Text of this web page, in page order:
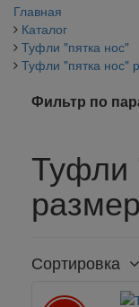
Главная
Каталог
Туфли "пятка нос"
Туфли "пятка нос"
Фильтр по
Туфли
Сортировка